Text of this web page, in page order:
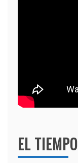
EL TIEMPO